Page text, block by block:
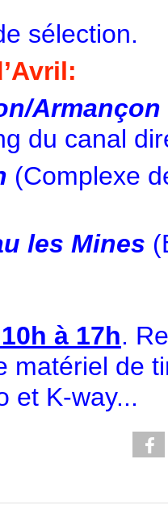
sélection.
Armançon
du canal
(Complexe
les Mines
à 17h.
matériel de
et K-way...